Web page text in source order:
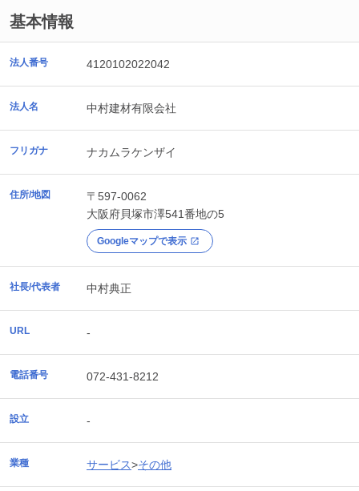
基本情報
法人番号 4120102022042
法人名 中村建材有限会社
フリガナ ナカムラケンザイ
住所/地図
〒597-0062
大阪府貝塚市澤541番地の5
Googleマップで表示
社長/代表者 中村典正
URL -
電話番号 072-431-8212
設立 -
業種 サービス>その他